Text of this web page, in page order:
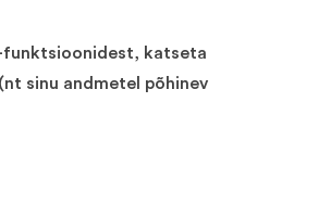
funktsioonidest, katseta
sinu andmetel põhinev